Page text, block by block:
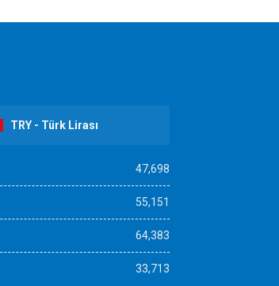
TRY - Türk Lirası
47,698
55,151
64,383
33,713